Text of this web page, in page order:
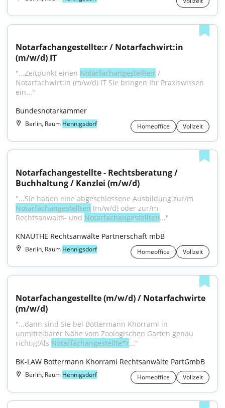
Notarfachangestellte:r / Notarfachwirt:in
(m/w/d) IT
"...Zeitpunkt einen Notarfachangestellte:r /
Notarfachwirt:in (m/w/d) IT Sie bringen Ihr Praxiswissen
ein..."
Bundesnotarkammer
Berlin, Raum Hennigsdorf Homeoffice Vollzeit
Notarfachangestellte - Rechtsberatung /
Buchhaltung / Kanzlei (m/w/d)
Notarfachangestellten (m/w/d) oder zur/m
Rechtsanwalts- und Notarfachangestellten..."
KNAUTHE Rechtsanwälte Partnerschaft mbB
Berlin, Raum Hennigsdorf Homeoffice Vollzeit
Notarfachangestellte (m/w/d) / Notarfachwirte
(m/w/d)
"...dann sind Sie bei Bottermann Khorrami in
unmittelbarer Nähe vom Zoologischen Garten genau
richtig!Als Notarfachangestellte*r..."
BK-LAW Bottermann Khorrami Rechtsanwälte PartGmbB
Berlin, Raum Hennigsdorf Homeoffice Vollzeit